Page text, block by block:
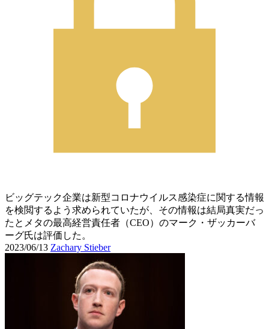
ビッグテック企業は新型コロナウイルス感染症に関する情報
を検閲するよう求められていたが、その情報は結局真実だっ
たとメタの最高経営責任者（CEO）のマーク・ザッカーバ
ーグ氏は評価した。
2023/06/13 Zachary Stieber